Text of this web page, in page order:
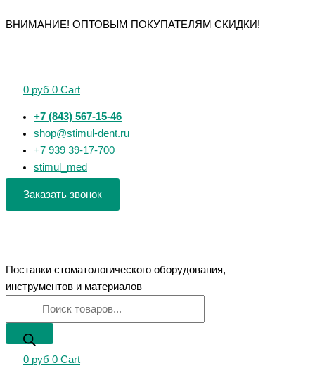
к
ВНИМАНИЕ! ОПТОВЫМ ПОКУПАТЕЛЯМ СКИДКИ!
0 руб 0 Cart
+7 (843) 567-15-46
shop@stimul-dent.ru
+7 939 39-17-700
stimul_med
Заказать звонок
Поставки стоматологического оборудования,
инструментов и материалов
товаров
0 руб 0 Cart
товаров
товара
(Струм)
товара
товара
товара
товара